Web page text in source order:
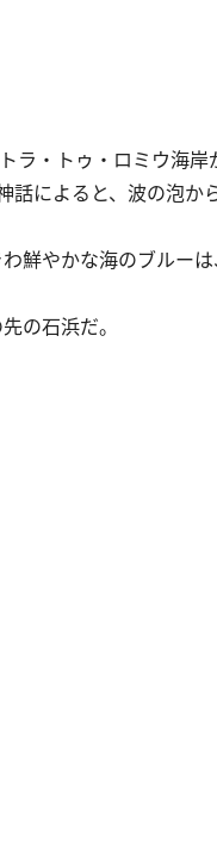
・トゥ・ロミウ海岸
によると、波の泡か
鮮やかな海のブルー
の石浜だ。